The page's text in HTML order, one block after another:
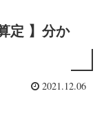
定 】分か
2021.12.06